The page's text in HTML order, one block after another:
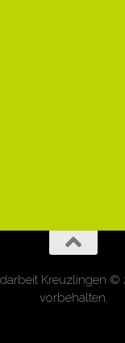
Kreuzlingen ©
vorbehalten.